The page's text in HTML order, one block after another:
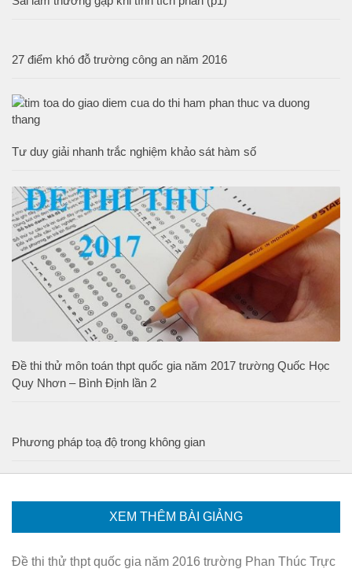
27 điểm khó đỗ trường công an năm 2016
Tư duy giải nhanh trắc nghiệm khảo sát hàm số
Đề thi thử môn toán thpt quốc gia năm 2017 trường Quốc Học
Quy Nhơn – Bình Định lần 2
Phương pháp toạ độ trong không gian
XEM THÊM BÀI GIẢNG
Đề thi thử thpt quốc gia năm 2016 trường Phan Thúc Trực